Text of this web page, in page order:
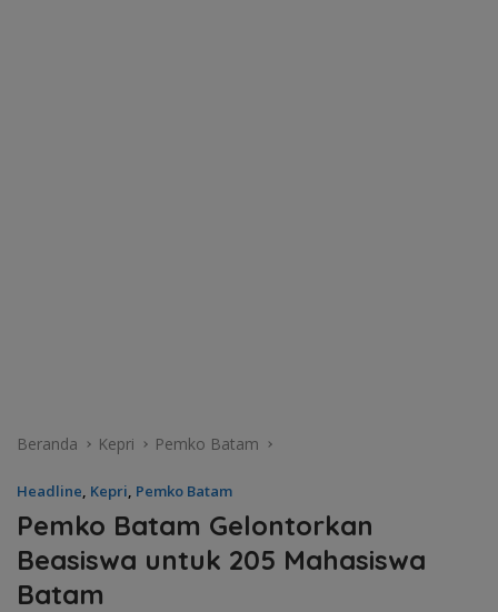
Beranda Kepri Pemko Batam
Headline, Kepri, Pemko Batam
Pemko Batam Gelontorkan
Beasiswa untuk 205 Mahasiswa
Batam